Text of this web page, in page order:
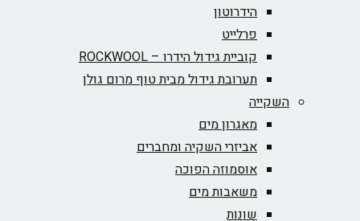
הידרוטון
פרלייט
קוביית גידול הידרו – ROCKWOOL‏
תערובת גידול מבית טוף מרום גולן
השקייה
מאגרון מים
אביזרי השקיה ומחברים
אוסמוזה הפוכה
משאבות מים
שונות